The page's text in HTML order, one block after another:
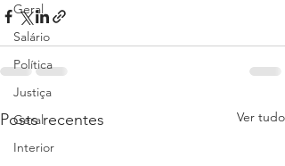
Geral
Salário
Política
Justiça
Geral
Interior
Posts recentes Ver tudo